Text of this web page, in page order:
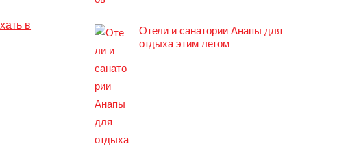
Отели и санатории Анапы для
отдыха этим летом